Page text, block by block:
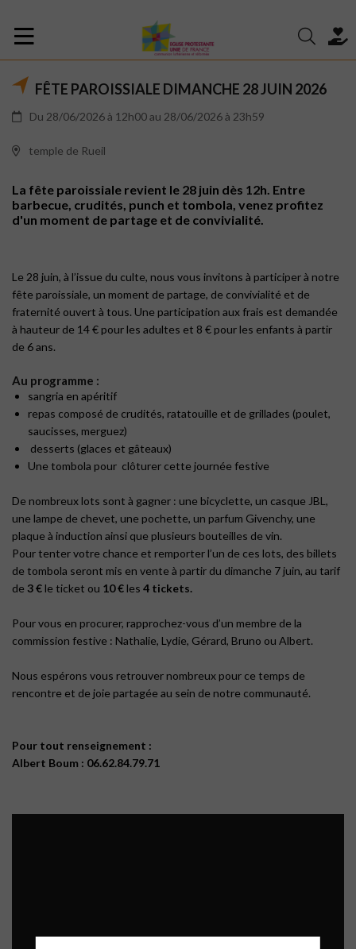
FÊTE PAROISSIALE DIMANCHE 28 JUIN 2026
Du 28/06/2026 à 12h00 au 28/06/2026 à 23h59
temple de Rueil
La fête paroissiale revient le 28 juin dès 12h. Entre
barbecue, crudités, punch et tombola, venez profitez
d'un moment de partage et de convivialité.
Le 28 juin, à l’issue du culte, nous vous invitons à participer à notre
fête paroissiale, un moment de partage, de convivialité et de
fraternité ouvert à tous. Une participation aux frais est demandée
à hauteur de 14 € pour les adultes et 8 € pour les enfants à partir
de 6 ans.
Au programme :
sangria en apéritif
repas composé de crudités, ratatouille et de grillades (poulet,
saucisses, merguez)
desserts (glaces et gâteaux)
Une tombola pour clôturer cette journée festive
De nombreux lots sont à gagner : une bicyclette, un casque JBL,
une lampe de chevet, une pochette, un parfum Givenchy, une
plaque à induction ainsi que plusieurs bouteilles de vin.
Pour tenter votre chance et remporter l’un de ces lots, des billets
de tombola seront mis en vente à partir du dimanche 7 juin, au tarif
de 3 € le ticket ou 10 € les 4 tickets.
Pour vous en procurer, rapprochez-vous d’un membre de la
commission festive : Nathalie, Lydie, Gérard, Bruno ou Albert.
Nous espérons vous retrouver nombreux pour ce temps de
rencontre et de joie partagée au sein de notre communauté.
Pour tout renseignement :
Albert Boum : 06.62.84.79.71